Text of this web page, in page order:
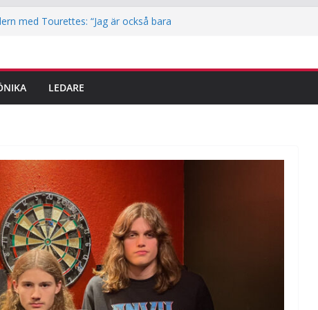
med Tourettes: “Jag är också bara
reporter testar parkour
LEDARE